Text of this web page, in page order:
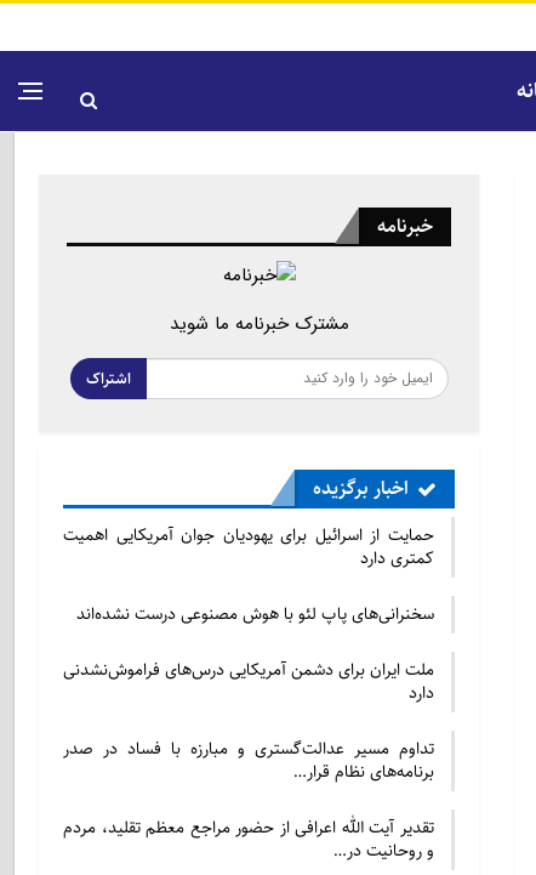
خبرنامه
مشترک خبرنامه ما شوید
اشتراک
اخبار برگزیده
حمایت از اسرائیل برای یهودیان جوان آمریکایی اهمیت
کمتری دارد
سخنرانی‌های پاپ لئو با هوش مصنوعی درست نشده‌اند
ملت ایران برای دشمن آمریکایی درس‌های فراموش‌نشدنی
دارد
تداوم مسیر عدالت‌گستری و مبارزه با فساد در صدر
برنامه‌های نظام قرار…
تقدیر آیت الله اعرافی از حضور مراجع معظم تقلید، مردم
و روحانیت در…